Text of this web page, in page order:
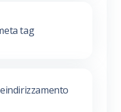
tag